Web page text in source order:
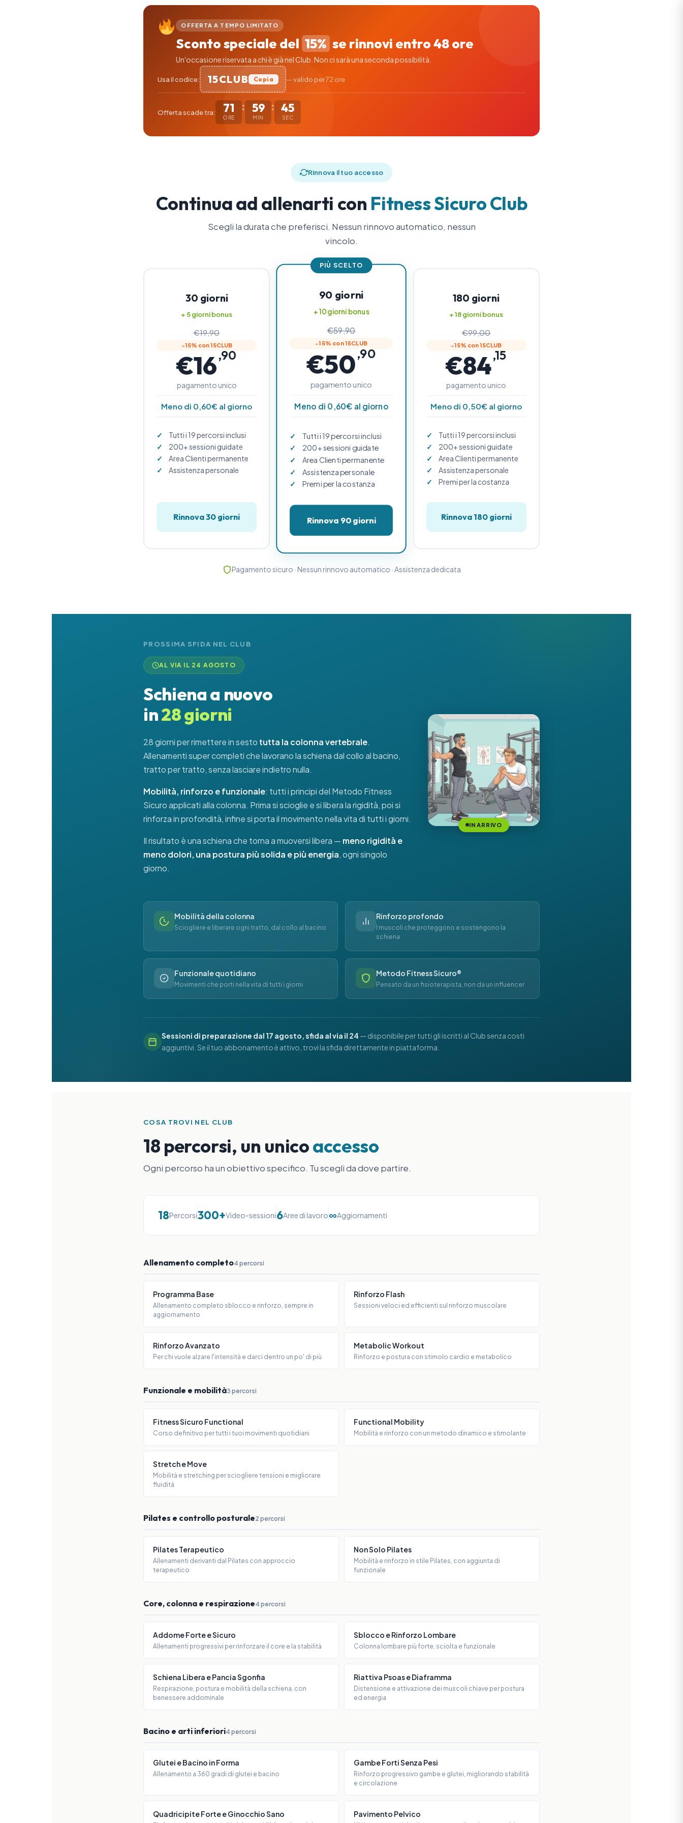
OFFERTA A TEMPO LIMITATO
Sconto speciale del 15% se rinnovi entro 48 ore
Un'occasione riservata a chi è già nel Club. Non ci sarà una seconda possibilità.
Usa il codice: 15CLUB Copia — valido per 72 ore
Offerta scade tra: 71
ORE
: 59
MIN
: 44
SEC
Rinnova il tuo accesso
Continua ad allenarti con Fitness Sicuro Club
Scegli la durata che preferisci. Nessun rinnovo automatico, nessun
vincolo.
30 giorni
+ 5 giorni bonus
€19,90
−15% con 15CLUB
€16,90
pagamento unico
Meno di 0,60€ al giorno
Tutti i 19 percorsi inclusi
200+ sessioni guidate
Area Clienti permanente
Assistenza personale
Rinnova 30 giorni
PIÙ SCELTO
90 giorni
+ 10 giorni bonus
€59,90
−15% con 15CLUB
€50,90
pagamento unico
Meno di 0,60€ al giorno
Tutti i 19 percorsi inclusi
200+ sessioni guidate
Area Clienti permanente
Assistenza personale
Premi per la costanza
Rinnova 90 giorni
180 giorni
+ 18 giorni bonus
€99,00
−15% con 15CLUB
€84,15
pagamento unico
Meno di 0,50€ al giorno
Tutti i 19 percorsi inclusi
200+ sessioni guidate
Area Clienti permanente
Assistenza personale
Premi per la costanza
Rinnova 180 giorni
Pagamento sicuro · Nessun rinnovo automatico · Assistenza dedicata
PROSSIMA SFIDA NEL CLUB
AL VIA IL 24 AGOSTO
Schiena a nuovo
in28 giorni
28 giorni per rimettere in sesto tutta la colonna vertebrale.
Allenamenti super completi che lavorano la schiena dal collo al bacino,
tratto per tratto, senza lasciare indietro nulla.
Mobilità, rinforzo e funzionale: tutti i principi del Metodo Fitness
Sicuro applicati alla colonna. Prima si scioglie e si libera la rigidità, poi si
rinforza in profondità, infine si porta il movimento nella vita di tutti i giorni.
Il risultato è una schiena che torna a muoversi libera — meno rigidità e
meno dolori, una postura più solida e più energia, ogni singolo
giorno.
IN ARRIVO
Mobilità della colonna
Sciogliere e liberare ogni tratto, dal collo al bacino
Rinforzo profondo
I muscoli che proteggono e sostengono la
schiena
Funzionale quotidiano
Movimenti che porti nella vita di tutti i giorni
Metodo Fitness Sicuro®
Pensato da un fisioterapista, non da un influencer
Sessioni di preparazione dal 17 agosto, sfida al via il 24 — disponibile per tutti gli iscritti al Club senza costi
aggiuntivi. Se il tuo abbonamento è attivo, trovi la sfida direttamente in piattaforma.
COSA TROVI NEL CLUB
18 percorsi, un unicoaccesso
Ogni percorso ha un obiettivo specifico. Tu scegli da dove partire.
18Percorsi300+Video-sessioni6Aree di lavoro∞Aggiornamenti
Allenamento completo4 percorsi
Programma Base
Allenamento completo sblocco e rinforzo, sempre in
aggiornamento
Rinforzo Flash
Sessioni veloci ed efficienti sul rinforzo muscolare
Rinforzo Avanzato
Per chi vuole alzare l'intensità e darci dentro un po' di più
Metabolic Workout
Rinforzo e postura con stimolo cardio e metabolico
Funzionale e mobilità3 percorsi
Fitness Sicuro Functional
Corso definitivo per tutti i tuoi movimenti quotidiani
Functional Mobility
Mobilità e rinforzo con un metodo dinamico e stimolante
Stretch e Move
Mobilità e stretching per sciogliere tensioni e migliorare
fluidità
Pilates e controllo posturale2 percorsi
Pilates Terapeutico
Allenamenti derivanti dal Pilates con approccio
terapeutico
Non Solo Pilates
Mobilità e rinforzo in stile Pilates, con aggiunta di
funzionale
Core, colonna e respirazione4 percorsi
Addome Forte e Sicuro
Allenamenti progressivi per rinforzare il core e la stabilità
Sblocco e Rinforzo Lombare
Colonna lombare più forte, sciolta e funzionale
Schiena Libera e Pancia Sgonfia
Respirazione, postura e mobilità della schiena, con
benessere addominale
Riattiva Psoas e Diaframma
Distensione e attivazione dei muscoli chiave per postura
ed energia
Bacino e arti inferiori4 percorsi
Glutei e Bacino in Forma
Allenamento a 360 gradi di glutei e bacino
Gambe Forti Senza Pesi
Rinforzo progressivo gambe e glutei, migliorando stabilità
e circolazione
Quadricipite Forte e Ginocchio Sano Pavimento Pelvico